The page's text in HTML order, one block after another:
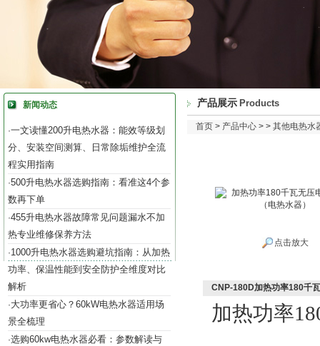
新闻动态
·一文读懂200升电热水器：能效等级划
分、安装空间测算、日常除垢维护全流
程实用指南
·500升电热水器选购指南：看准这4个参
数再下单
·455升电热水器故障常见问题漏水不加
热专业维修保养方法
·1000升电热水器选购避坑指南：从加热
功率、保温性能到安全防护全维度对比
解析
·大功率更省心？60kW电热水器适用场
景全梳理
·选购60kw电热水器必看：参数解读与
产品展示 Products
首页 > 产品中心 > > 其他电热水
点击放大
CNP-180D加热功率180千
加热功率